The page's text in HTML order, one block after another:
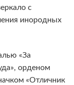
с
инородных
«За
орденом
«Отличник